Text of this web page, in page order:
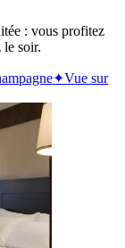
: vous profitez
le soir.
✦Vue sur